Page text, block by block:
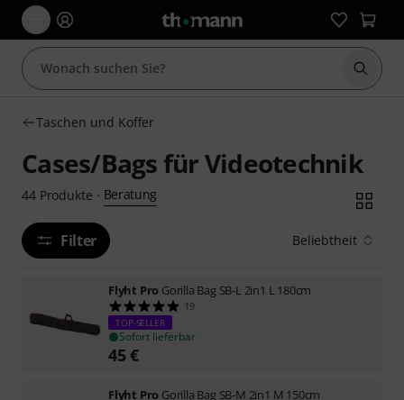
Suche
Taschen und Koffer
Cases/Bags für Videotechnik
44 Produkte · Beratung
Filter Beliebtheit
Flyht Pro Gorilla Bag SB-L 2in1 L 180cm
19
TOP-SELLER
Sofort lieferbar
45€
Flyht Pro Gorilla Bag SB-M 2in1 M 150cm